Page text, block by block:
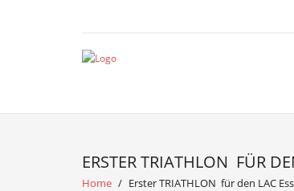
ERSTER TRIATHLON FÜR
Home / Erster TRIATHLON für den LAC